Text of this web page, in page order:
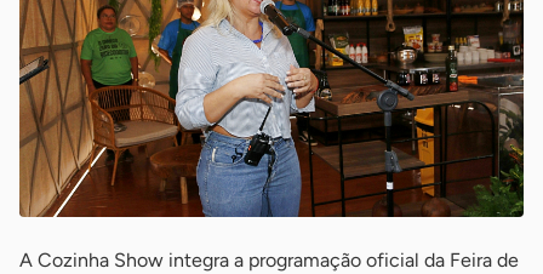
A Cozinha Show integra a programação oficial da Feira de